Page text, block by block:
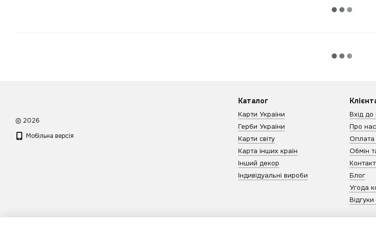
© 2026
Мобільна версія
Каталог
Карти України
Герби України
Карти світу
Карта інших країн
Інший декор
Індивідуальні вироби
Вхід до
Про нас
Оплата
Обмін
Блог
Угода